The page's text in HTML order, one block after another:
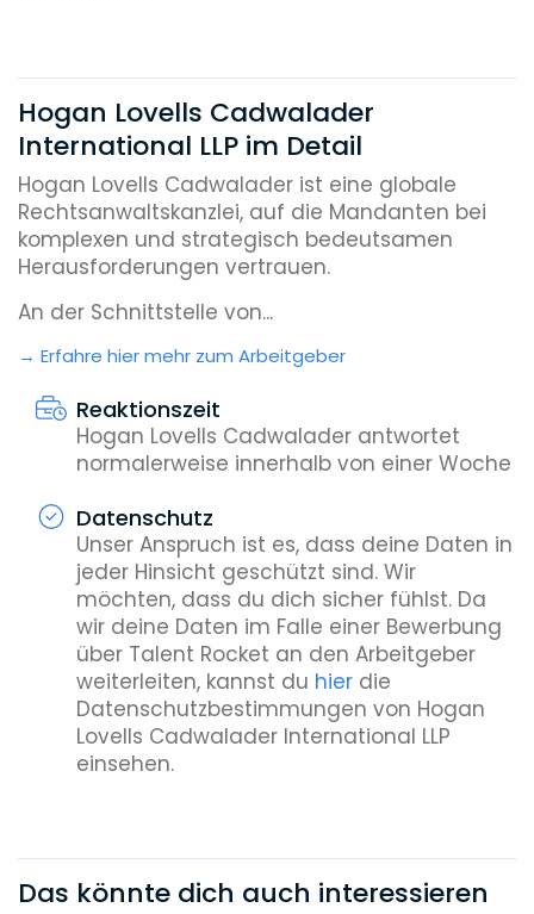
Hogan Lovells Cadwalader
International LLP im Detail
Hogan Lovells Cadwalader ist eine globale
Rechtsanwaltskanzlei, auf die Mandanten bei
komplexen und strategisch bedeutsamen
Herausforderungen vertrauen.
An der Schnittstelle von...
Erfahre hier mehr zum Arbeitgeber
Reaktionszeit
Hogan Lovells Cadwalader antwortet
normalerweise innerhalb von einer Woche
Datenschutz
Unser Anspruch ist es, dass deine Daten in
jeder Hinsicht geschützt sind. Wir
möchten, dass du dich sicher fühlst. Da
wir deine Daten im Falle einer Bewerbung
über Talent Rocket an den Arbeitgeber
weiterleiten, kannst du hierdie
Datenschutzbestimmungen von Hogan
Lovells Cadwalader International LLP
einsehen.
Das könnte dich auch interessieren